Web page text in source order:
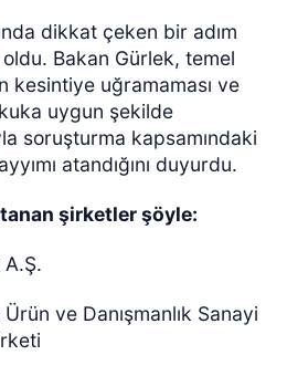
dikkat çeken bir adım
Bakan Gürlek, temel
kesintiye uğramaması ve
uygun şekilde
soruşturma kapsamındaki
atandığını duyurdu.
şirketler şöyle:
A.Ş.
ve Danışmanlık Sanayi